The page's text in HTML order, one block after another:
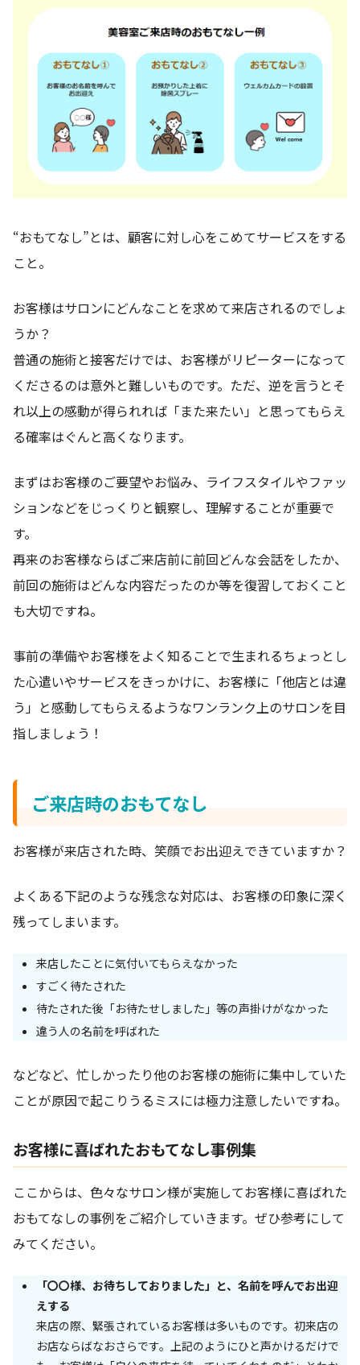
“おもてなし”とは、顧客に対し心をこめてサービスをする
こと。
お客様はサロンにどんなことを求めて来店されるのでしょ
うか？
普通の施術と接客だけでは、お客様がリピーターになって
くださるのは意外と難しいものです。ただ、逆を言うとそ
れ以上の感動が得られれば「また来たい」と思ってもらえ
る確率はぐんと高くなります。
まずはお客様のご要望やお悩み、ライフスタイルやファッ
ションなどをじっくりと観察し、理解することが重要で
す。
再来のお客様ならばご来店前に前回どんな会話をしたか、
前回の施術はどんな内容だったのか等を復習しておくこと
も大切ですね。
事前の準備やお客様をよく知ることで生まれるちょっとし
た心遣いやサービスをきっかけに、お客様に「他店とは違
う」と感動してもらえるようなワンランク上のサロンを目
指しましょう！
ご来店時のおもてなし
お客様が来店された時、笑顔でお出迎えできていますか？
よくある下記のような残念な対応は、お客様の印象に深く
残ってしまいます。
来店したことに気付いてもらえなかった
すごく待たされた
待たされた後「お待たせしました」等の声掛けがなかった
違う人の名前を呼ばれた
などなど、忙しかったり他のお客様の施術に集中していた
ことが原因で起こりうるミスには極力注意したいですね。
お客様に喜ばれたおもてなし事例集
ここからは、色々なサロン様が実施してお客様に喜ばれた
おもてなしの事例をご紹介していきます。ぜひ参考にして
みてください。
「〇〇様、お待ちしておりました」と、名前を呼んでお出迎
えする
来店の際、緊張されているお客様は多いものです。初来店の
お店ならばなおさらです。上記のようにひと声かけるだけで